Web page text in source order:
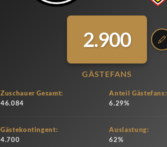
2.900
GÄSTEFANS
Zuschauer Gesamt:
46.084
Anteil Gästefans:
6.29%
Gästekontingent:
4.700
Auslastung:
62%